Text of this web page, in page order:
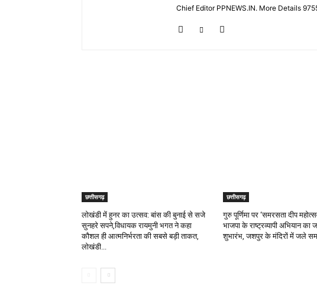
Chief Editor PPNEWS.IN. More Details
छत्तीसगढ़
लोखंडी में हुनर का उत्सव: बांस की बुनाई से सजे
सुनहरे सपने,विधायक रायमुनी भगत ने कहा
कौशल ही आत्मनिर्भरता की सबसे बड़ी ताकत,
लोखंडी...
छत्तीसगढ़
गुरु पूर्णिमा पर ‘समरसता दीप
भाजपा के राष्ट्रव्यापी अभियान
शुभारंभ, जशपुर के मंदिरों में जले